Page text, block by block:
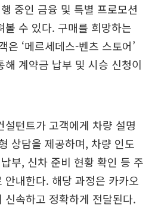
중인 금융 및 특별 프로모션
볼 수 있다. 구매를 희망하는
은 ‘메르세데스-벤츠 스토어’
해 계약금 납부 및 시승 신청이
설턴트가 고객에게 차량 설명
상담을 제공하며, 차량 인도
부, 신차 준비 현황 확인 등 주
안내한다. 해당 과정은 카카오
신속하고 정확하게 전달된다.